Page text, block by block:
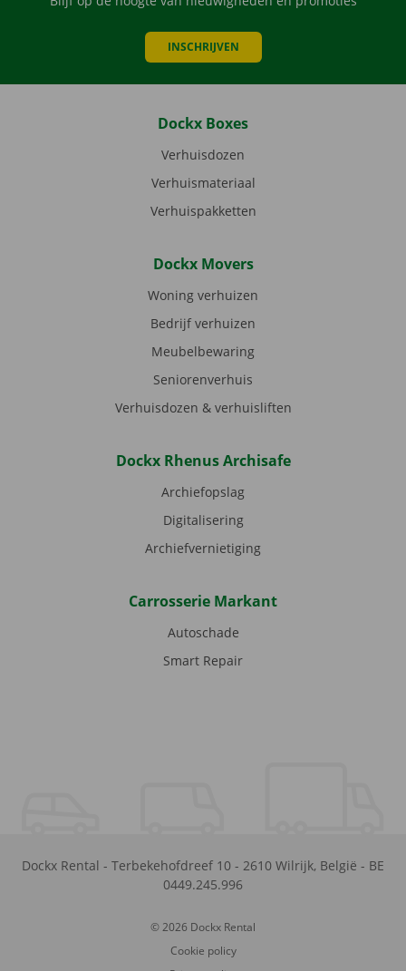
INSCHRIJVEN
Dockx Boxes
Verhuisdozen
Verhuismateriaal
Verhuispakketten
Dockx Movers
Woning verhuizen
Bedrijf verhuizen
Meubelbewaring
Seniorenverhuis
Verhuisdozen & verhuisliften
Dockx Rhenus Archisafe
Archiefopslag
Digitalisering
Archiefvernietiging
Carrosserie Markant
Autoschade
Smart Repair
Dockx Rental - Terbekehofdreef 10 - 2610 Wilrijk, België - BE
0449.245.996
© 2026 Dockx Rental
Cookie policy